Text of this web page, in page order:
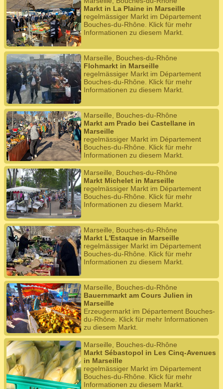
Markt in La Plaine in Marseille
regelmässiger Markt im Département
Bouches-du-Rhône. Klick für mehr
Informationen zu diesem Markt.
Marseille, Bouches-du-Rhône
Flohmarkt in Marseille
regelmässiger Markt im Département
Bouches-du-Rhône. Klick für mehr
Informationen zu diesem Markt.
Marseille, Bouches-du-Rhône
Markt am Prado bei Castellane in
Marseille
regelmässiger Markt im Département
Bouches-du-Rhône. Klick für mehr
Informationen zu diesem Markt.
Marseille, Bouches-du-Rhône
Markt Michelet in Marseille
regelmässiger Markt im Département
Bouches-du-Rhône. Klick für mehr
Informationen zu diesem Markt.
Marseille, Bouches-du-Rhône
Markt L'Estaque in Marseille
regelmässiger Markt im Département
Bouches-du-Rhône. Klick für mehr
Informationen zu diesem Markt.
Marseille, Bouches-du-Rhône
Bauernmarkt am Cours Julien in
Marseille
Erzeugermarkt im Département Bouches-
du-Rhône. Klick für mehr Informationen
zu diesem Markt.
Marseille, Bouches-du-Rhône
Markt Sébastopol in Les Cinq-Avenues
in Marseille
regelmässiger Markt im Département
Bouches-du-Rhône. Klick für mehr
Informationen zu diesem Markt.